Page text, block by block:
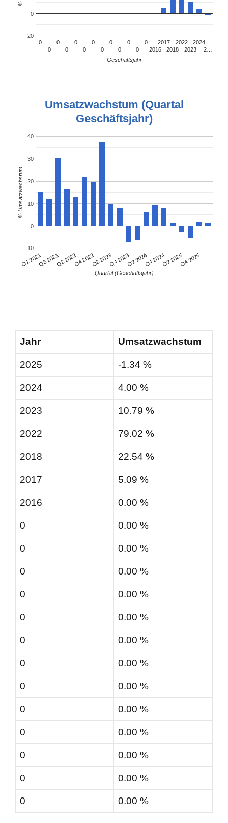
0
0
0
0
0
0
0
0
0
0
0
0
0
2016
2017
2018
2022
2023
2024
2…
-20
0
Geschäftsjahr
Umsatzwachstum (Quartal
Geschäftsjahr)
Q1 2021Q3 2021Q2 2022Q4 2022Q2 2023Q4 2023Q2 2024Q4 2024Q2 2025Q4 2025
-10
0
10
20
30
40
Quartal (Geschäftsjahr)
% Umsatzwachstum
Jahr Umsatzwachstum
2025 -1.34 %
2024 4.00 %
2023 10.79 %
2022 79.02 %
2018 22.54 %
2017 5.09 %
2016 0.00 %
0 0.00 %
0 0.00 %
0 0.00 %
0 0.00 %
0 0.00 %
0 0.00 %
0 0.00 %
0 0.00 %
0 0.00 %
0 0.00 %
0 0.00 %
0 0.00 %
0 0.00 %